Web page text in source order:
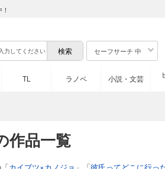
セーフサーチ 中
TL ラノベ 小説・文芸
作品一覧